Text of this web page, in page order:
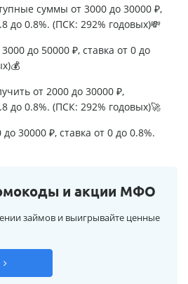
суммы от 3000 до 30000 ₽,
до 0.8%. (ПСК: 292% годовых)💸
до 50000 ₽, ставка от 0 до
от 2000 до 30000 ₽,
до 0.8%. (ПСК: 292% годовых)🚀
30000 ₽, ставка от 0 до 0.8%.
и акции МФО
займов и выигрывайте ценные